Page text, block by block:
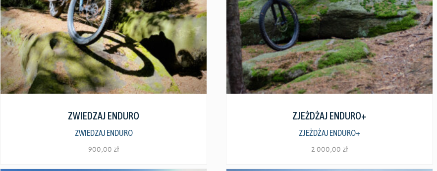
ZWIEDZAJ ENDURO
ZWIEDZAJ ENDURO
900,00 zł
ZJEŻDŻAJ ENDURO+
ZJEŻDŻAJ ENDURO+
2 000,00 zł